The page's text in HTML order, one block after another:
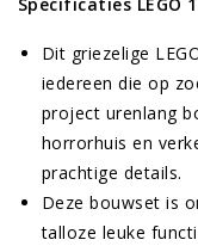
Dit griezelige
iedereen die op
project urenlang
horrorhuis en
prachtige details.
Deze bouwset is
talloze leuke